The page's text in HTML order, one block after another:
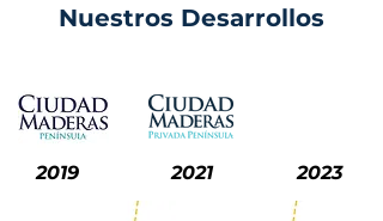
Nuestros Desarrollos
2019 2021 2023